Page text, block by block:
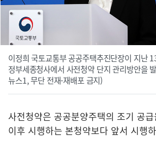
이정희 국토교통부 공공주택추진단장이 지난
정부세종청사에서 사전청약 단지 관리방안을
뉴스1, 무단 전재-재배포 금지)
사전청약은 공공분양주택의 조기 공
이후 시행하는 본청약보다 앞서 시행